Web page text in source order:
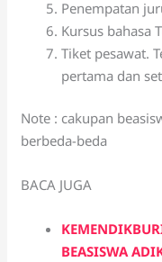
Penempatan
Kursus bahasa
Tiket pesawat.
pertama dan
Note : cakupan
berbeda-beda
BACA JUGA
BEASISWA